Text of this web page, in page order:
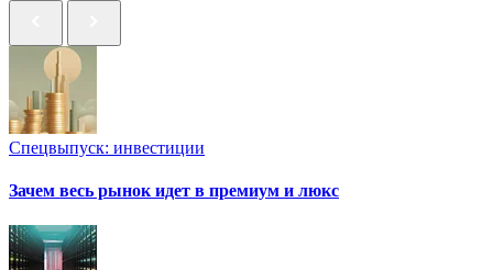
Спецвыпуск: инвестиции
Зачем весь рынок идет в премиум и люкс